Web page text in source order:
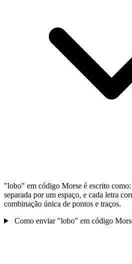
"lobo" em código Morse é escrito
separada por um espaço, e cada letra
combinação única de pontos e traços.
Como enviar "lobo" em código